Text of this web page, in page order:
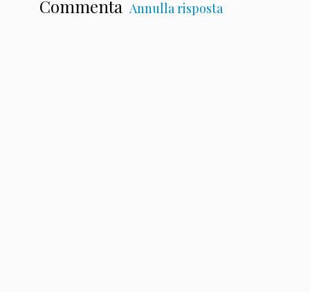
Commenta Annulla risposta